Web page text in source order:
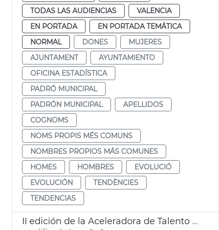
TODAS LAS AUDIENCIAS
VALENCIA
EN PORTADA
EN PORTADA TEMÁTICA
NORMAL
DONES
MUJERES
AJUNTAMENT
AYUNTAMIENTO
OFICINA ESTADÍSTICA
PADRÓ MUNICIPAL
PADRÓN MUNICIPAL
APELLIDOS
COGNOMS
NOMS PROPIS MÉS COMUNS
NOMBRES PROPIOS MÁS COMUNES
HOMES
HOMBRES
EVOLUCIÓ
EVOLUCIÓN
TENDÈNCIES
TENDENCIAS
II edición de la Aceleradora de Talento Digital para Mujeres